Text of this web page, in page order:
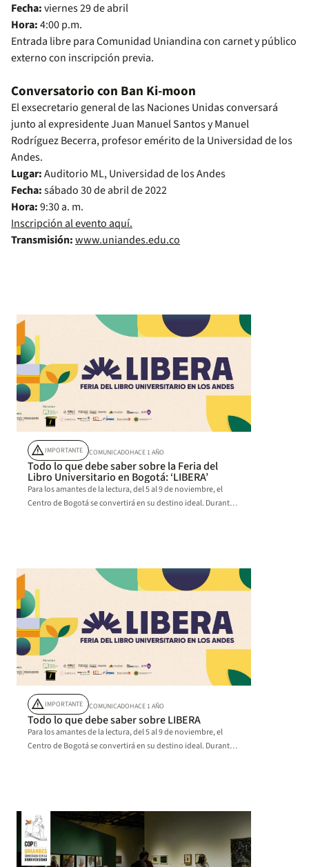
Fecha:viernes 29 de abril
Hora:4:00 p.m.
Entrada libre para Comunidad Uniandina con carnet y público
externo con inscripción previa.
Conversatorio con Ban Ki-moon
El exsecretario general de las Naciones Unidas conversará
junto al expresidente Juan Manuel Santos y Manuel
Rodríguez Becerra, profesor emérito de la Universidad de los
Andes.
Lugar:Auditorio ML, Universidad de los Andes
Fecha:sábado 30 de abril de 2022
Hora:9:30 a. m.
Inscripción al evento aquí.
Transmisión:www.uniandes.edu.co
warningIMPORTANTE COMUNICADOHACE 1 AÑO
Todo lo que debe saber sobre la Feria del
Libro Universitario en Bogotá: ‘LIBERA’
Para los amantes de la lectura, del 5 al 9 de noviembre, el
Centro de Bogotá se convertirá en su destino ideal. Durante 5
warningIMPORTANTE COMUNICADOHACE 1 AÑO
Todo lo que debe saber sobre LIBERA
Para los amantes de la lectura, del 5 al 9 de noviembre, el
Centro de Bogotá se convertirá en su destino ideal. Durante 5